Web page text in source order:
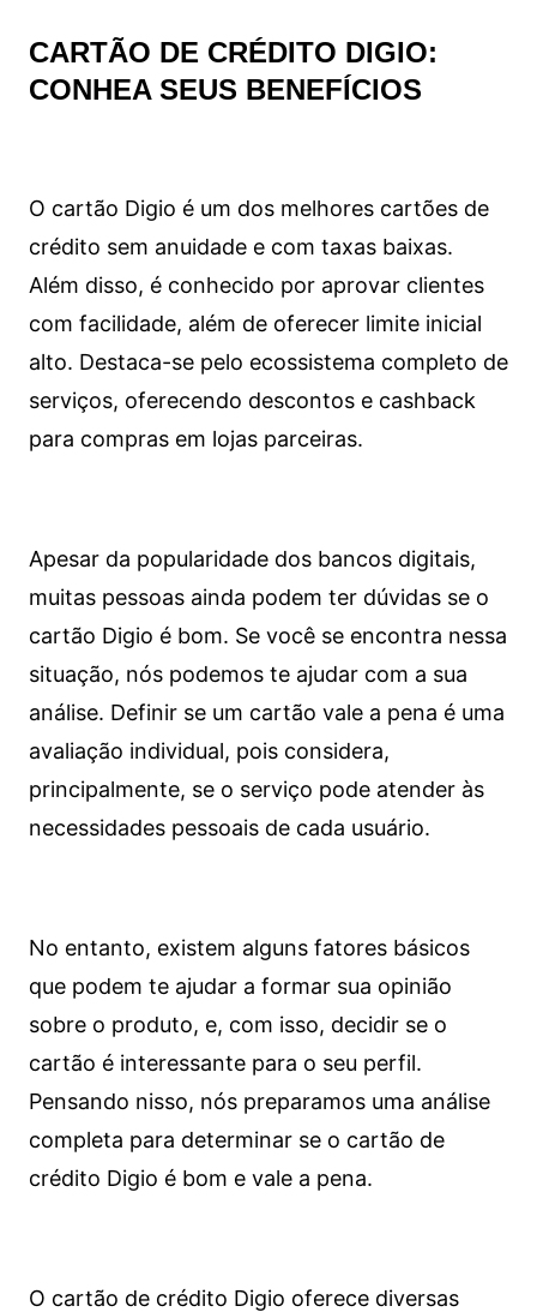
CARTÃO DE CRÉDITO DIGIO:
CONHEA SEUS BENEFÍCIOS
O cartão Digio é um dos melhores cartões de
crédito sem anuidade e com taxas baixas.
Além disso, é conhecido por aprovar clientes
com facilidade, além de oferecer limite inicial
alto. Destaca-se pelo ecossistema completo de
serviços, oferecendo descontos e cashback
para compras em lojas parceiras.
Apesar da popularidade dos bancos digitais,
muitas pessoas ainda podem ter dúvidas se o
cartão Digio é bom. Se você se encontra nessa
situação, nós podemos te ajudar com a sua
análise. Definir se um cartão vale a pena é uma
avaliação individual, pois considera,
principalmente, se o serviço pode atender às
necessidades pessoais de cada usuário.
No entanto, existem alguns fatores básicos
que podem te ajudar a formar sua opinião
sobre o produto, e, com isso, decidir se o
cartão é interessante para o seu perfil.
Pensando nisso, nós preparamos uma análise
completa para determinar se o cartão de
crédito Digio é bom e vale a pena.
O cartão de crédito Digio oferece diversas